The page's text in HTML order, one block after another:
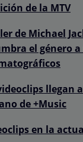
de la MTV
de Michael
el género
llegan
de +Music
en la